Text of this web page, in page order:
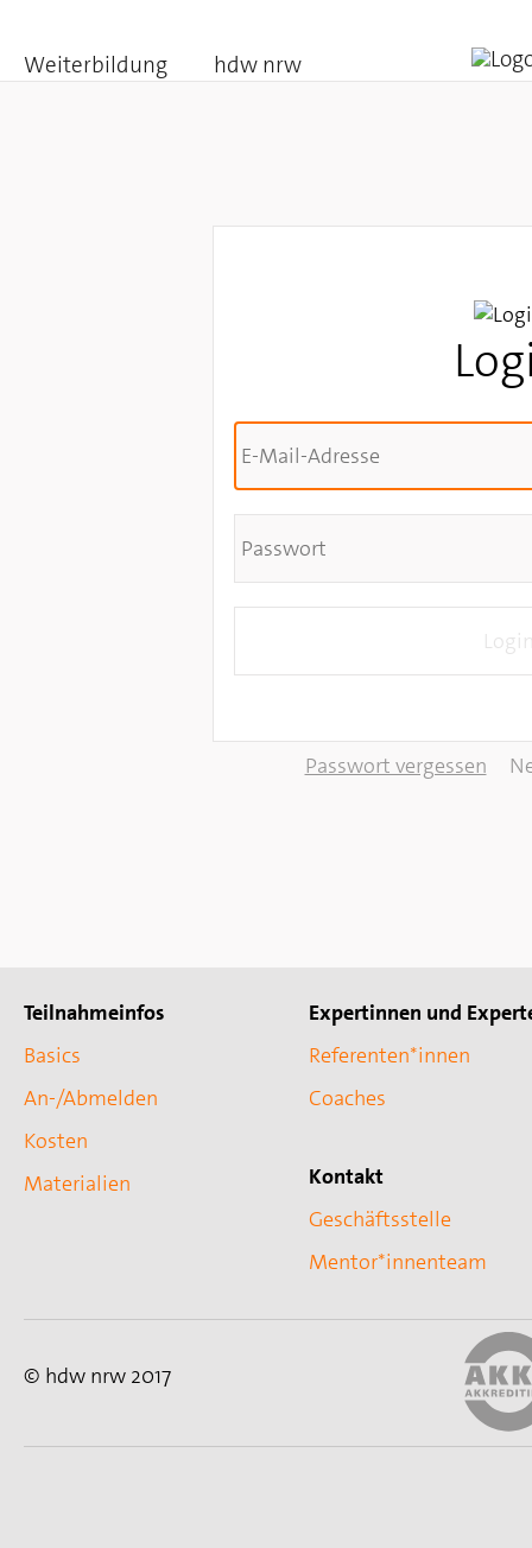
Weiterbildung hdw nrw
Passwort vergessen
Teilnahmeinfos
Basics
An-/Abmelden
Kosten
Materialien
Expertinnen und
Referenten*innen
Coaches
Kontakt
Geschäftsstelle
Mentor*innenteam
© hdw nrw 2017